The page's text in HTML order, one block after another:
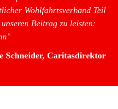
Wohlfahrtsverband Teil
Beitrag zu leisten:
Schneider, Caritasdirektor